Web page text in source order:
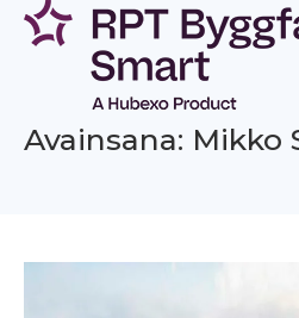
Siirry
sisältöön
Avainsana: Mikko